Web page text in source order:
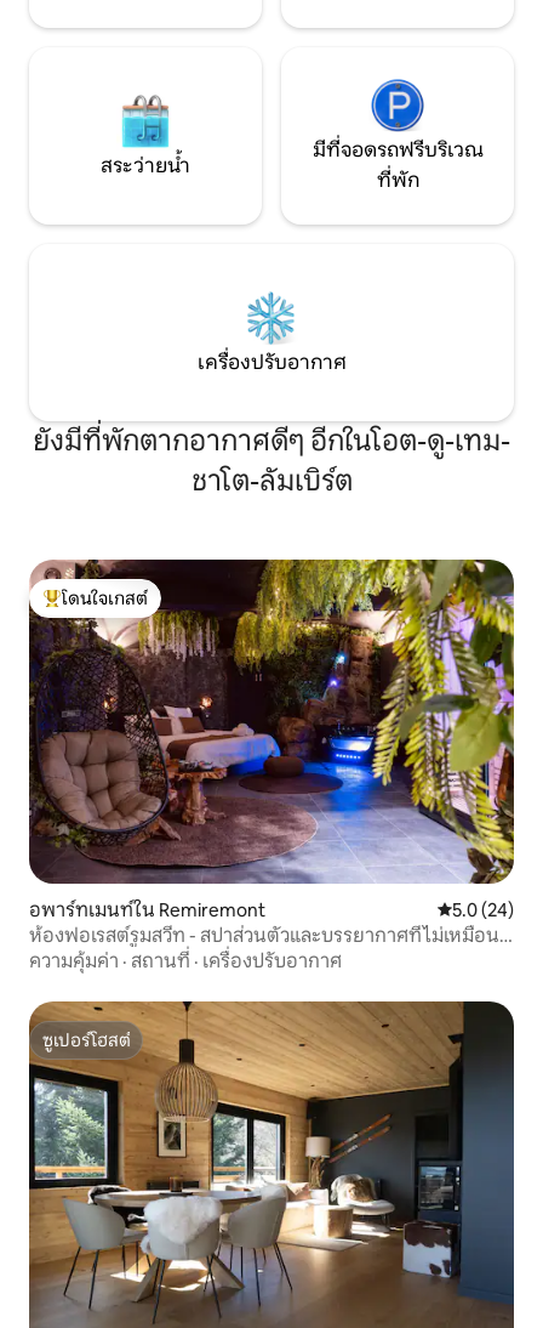
สระว่ายน้ำ
มีที่จอดรถฟรีบริเวณ
ที่พัก
เครื่องปรับอากาศ
ยังมีที่พักตากอากาศดีๆ อีกในโอต-ดู-เทม-
ชาโต-ลัมเบิร์ต
โดนใจเกสต์ที่สุด
โดนใจเกสต์
อพาร์ทเมนท์ใน Remiremont คะแนนเฉลี่ย
5.0 (24)
ห้องฟอเรสต์รูมสวีท - สปาส่วนตัวและบรรยากาศที่ไม่เหมือน
ใคร
ความคุ้มค่า · สถานที่ · เครื่องปรับอากาศ
ซูเปอร์โฮสต์
ซูเปอร์โฮสต์